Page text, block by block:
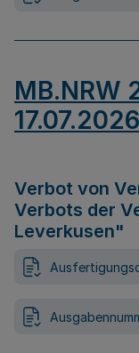
MB.NRW
17.07.2026
Verbot von
Verbots der
Leverkusen"